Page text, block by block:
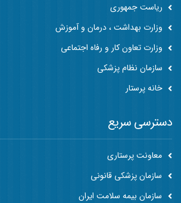
ریاست جمهوری
وزارت بهداشت ، درمان و آموزش
وزارت تعاون کار و رفاه اجتماعی
سازمان نظام پزشکی
خانه پرستار
دسترسی سریع
معاونت پرستاری
سازمان پزشکی قانونی
سازمان بیمه سلامت ایران